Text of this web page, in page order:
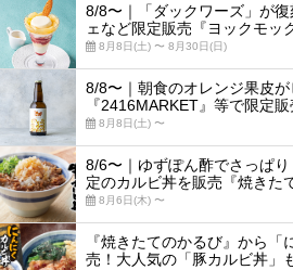
8/8〜｜「ダックワーズ」が
ェなど限定販売『ヨックモッ
8月8日(土) 〜 8月30日(日)
8/8〜｜朝食のオレンジ果皮
『2416MARKET』等で限定
8月8日(土) 〜
8/6〜｜ゆずぽん酢でさっぱ
定のカルビ丼を販売『焼きた
8月6日(木) 〜
『焼きたてのかるび』から
売！大人気の「豚カルビ丼」